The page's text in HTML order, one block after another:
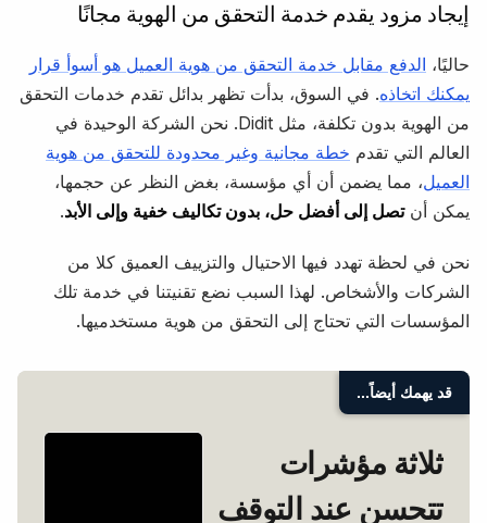
إيجاد مزود يقدم خدمة التحقق من الهوية مجانًا
حاليًا، الدفع مقابل خدمة التحقق من هوية العميل هو أسوأ قرار
يمكنك اتخاذه. في السوق، بدأت تظهر بدائل تقدم خدمات التحقق
من الهوية بدون تكلفة، مثل Didit. نحن الشركة الوحيدة في
العالم التي تقدم خطة مجانية وغير محدودة للتحقق من هوية
العميل، مما يضمن أن أي مؤسسة، بغض النظر عن حجمها،
يمكن أنتصل إلى أفضل حل، بدون تكاليف خفية وإلى الأبد.
نحن في لحظة تهدد فيها الاحتيال والتزييف العميق كلا من
الشركات والأشخاص. لهذا السبب نضع تقنيتنا في خدمة تلك
المؤسسات التي تحتاج إلى التحقق من هوية مستخدميها.
قد يهمك أيضاً...
ثلاثة مؤشرات
تتحسن عند التوقف